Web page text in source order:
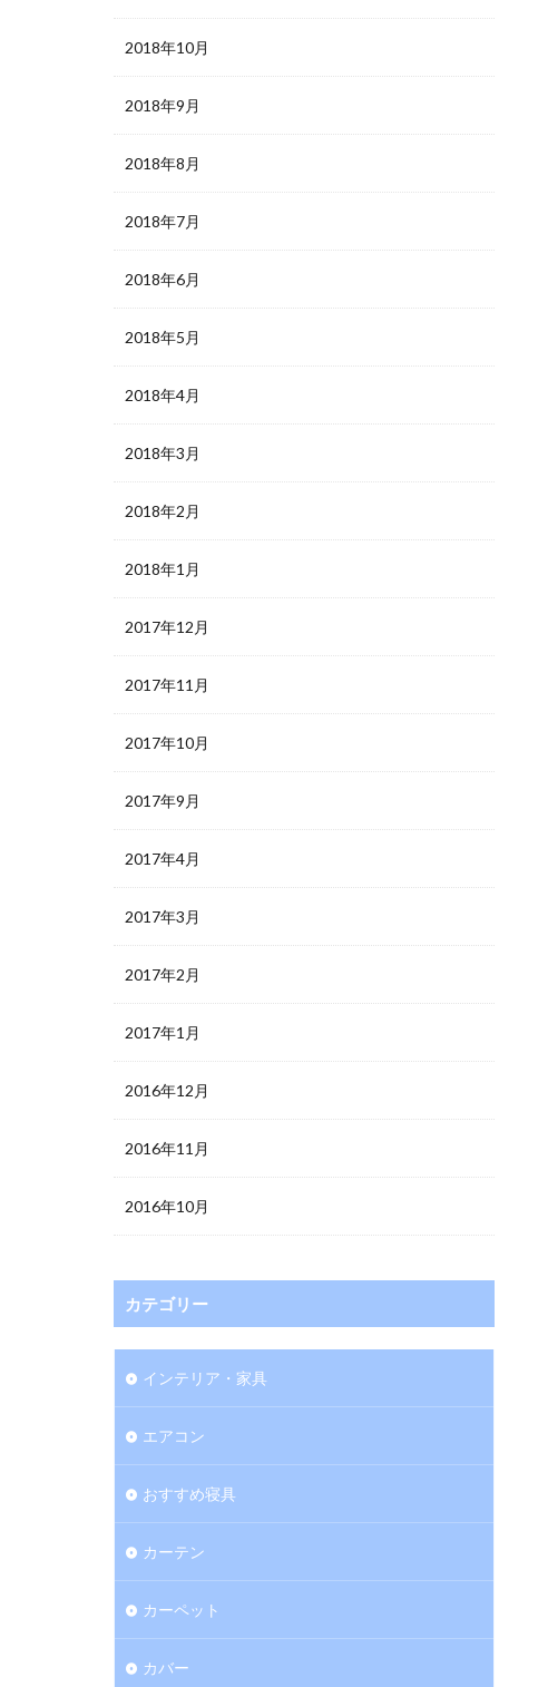
2018年10月
2018年9月
2018年8月
2018年7月
2018年6月
2018年5月
2018年4月
2018年3月
2018年2月
2018年1月
2017年12月
2017年11月
2017年10月
2017年9月
2017年4月
2017年3月
2017年2月
2017年1月
2016年12月
2016年11月
2016年10月
カテゴリー
インテリア・家具
エアコン
おすすめ寝具
カーテン
カーペット
カバー